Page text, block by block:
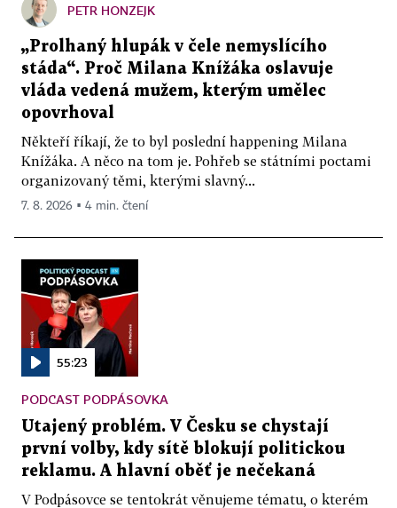
PETR HONZEJK
„Prolhaný hlupák v čele nemyslícího
stáda“. Proč Milana Knížáka oslavuje
vláda vedená mužem, kterým umělec
opovrhoval
Někteří říkají, že to byl poslední happening Milana
Knížáka. A něco na tom je. Pohřeb se státními poctami
organizovaný těmi, kterými slavný...
7. 8. 2026 ▪ 4 min. čtení
55:23
PODCAST PODPÁSOVKA
Utajený problém. V Česku se chystají
první volby, kdy sítě blokují politickou
reklamu. A hlavní oběť je nečekaná
V Podpásovce se tentokrát věnujeme tématu, o kterém